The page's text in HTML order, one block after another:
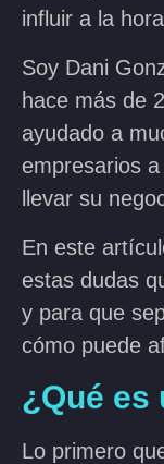
influir a la
Soy Dani
hace más de
ayudado a
empresarios
llevar su
En este
estas dudas
y para que
cómo puede
¿Qué es
Lo primero